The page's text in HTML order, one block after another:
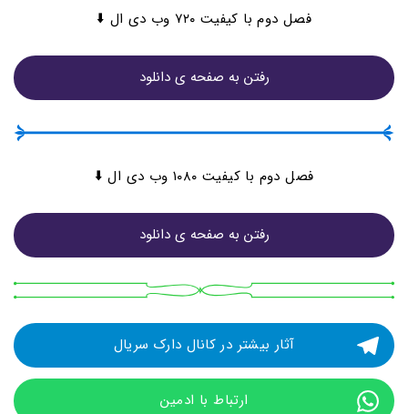
فصل دوم با کیفیت ۷۲۰ وب دی ال ⬇️
رفتن به صفحه ی دانلود
فصل دوم با کیفیت ۱۰۸۰ وب دی ال ⬇️
رفتن به صفحه ی دانلود
آثار بیشتر در کانال دارک سریال
ارتباط با ادمین